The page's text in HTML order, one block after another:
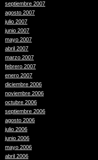
septiembre 2007
agosto 2007
julio 2007
junio 2007
mayo 2007
abril 2007
marzo 2007
febrero 2007
enero 2007
diciembre 2006
noviembre 2006
octubre 2006
septiembre 2006
agosto 2006
julio 2006
junio 2006
mayo 2006
abril 2006